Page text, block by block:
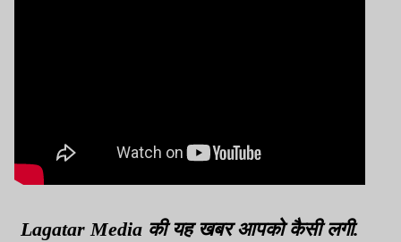
Lagatar Media की यह खबर आपको कैसी लगी.